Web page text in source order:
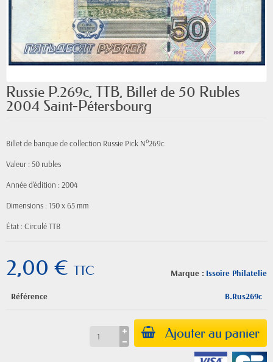
Russie P.269c, TTB, Billet de 50 Rubles
2004 Saint-Pétersbourg
Billet de banque de collection Russie Pick N°269c
Valeur : 50 rubles
Année d'édition : 2004
Dimensions : 150 x 65 mm
État : Circulé TTB
Marque : Issoire Philatelie
2,00 € TTC
Référence B.Rus269c
Ajouter au panier